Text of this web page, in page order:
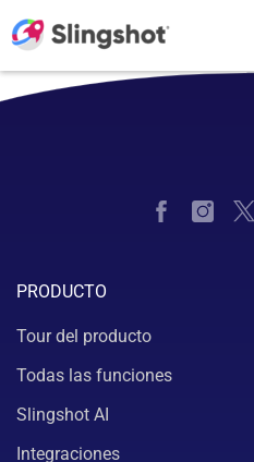
PRODUCTO
Tour del producto
Todas las funciones
Slingshot AI
Integraciones